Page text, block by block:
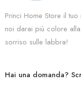
Princi Home Store il
noi darai più colore
sorriso sulle labbra!
Hai una domanda?